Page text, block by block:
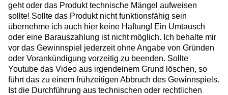
geht oder das Produkt technische Mängel aufweisen
sollte! Sollte das Produkt nicht funktionsfähig sein
übernehme ich auch hier keine Haftung! Ein Umtausch
oder eine Barauszahlung ist nicht möglich. Ich behalte mir
vor das Gewinnspiel jederzeit ohne Angabe von Gründen
oder Vorankündigung vorzeitig zu beenden. Sollte
Youtube das Video aus irgendeinem Grund löschen, so
führt das zu einem frühzeitigen Abbruch des Gewinnspiels.
Ist die Durchführung aus technischen oder rechtlichen